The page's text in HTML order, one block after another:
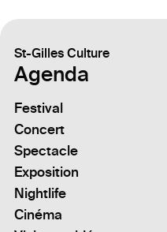
St-Gilles Culture
Agenda
Festival
Concert
Spectacle
Exposition
Nightlife
Cinéma